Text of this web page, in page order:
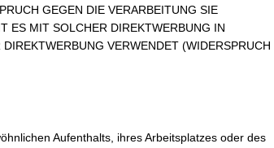
GEGEN DIE VERARBEITUNG SIE
ES MIT SOLCHER DIREKTWERBUNG IN
VERWENDET (WIDERSPRUCH
Aufenthalts, ihres Arbeitsplatzes oder des